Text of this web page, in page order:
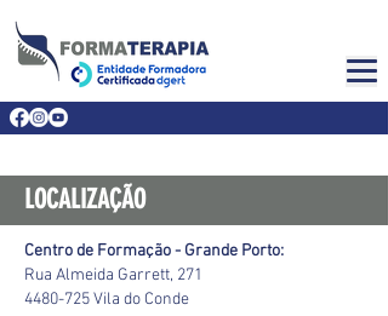
LOCALIZAÇÃO
Centro de Formação - Grande Porto:
Rua Almeida Garrett, 271
4480-725Vila do Conde